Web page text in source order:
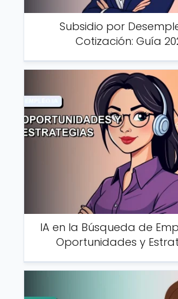
Subsidio por
Cotización: Guía
IA en la Búsqueda de
Oportunidades y